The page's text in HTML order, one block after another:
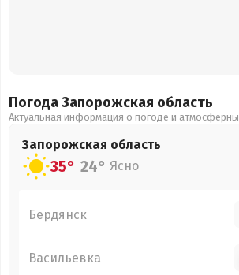
Погода Запорожская область
Актуальная информация о погоде и
Запорожская область
35° 24° Ясно
Бердянск
Васильевка